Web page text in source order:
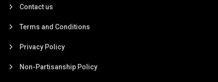
Contact us
Terms and Conditions
Privacy Policy
Non-Partisanship Policy